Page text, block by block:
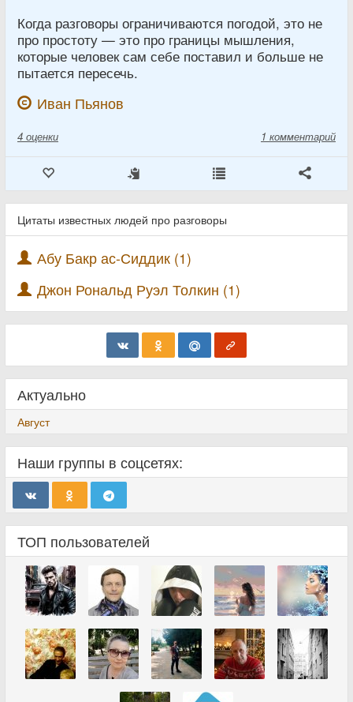
Когда разговоры ограничиваются погодой, это не
про простоту — это про границы мышления,
которые человек сам себе поставил и больше не
пытается пересечь.
Иван Пьянов
4 оценки 1 комментарий
Цитаты известных людей про разговоры
Абу Бакр ас-Сиддик (1)
Джон Рональд Руэл Толкин (1)
Актуально
Август
Наши группы в соцсетях:
ТОП пользователей